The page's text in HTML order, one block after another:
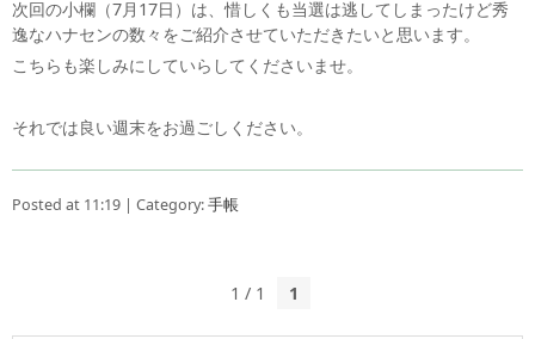
次回の小欄（7月17日）は、惜しくも当選は逃してしまったけど秀
逸なハナセンの数々をご紹介させていただきたいと思います。
こちらも楽しみにしていらしてくださいませ。
それでは良い週末をお過ごしください。
Posted at 11:19 | Category:手帳
1 / 1 1